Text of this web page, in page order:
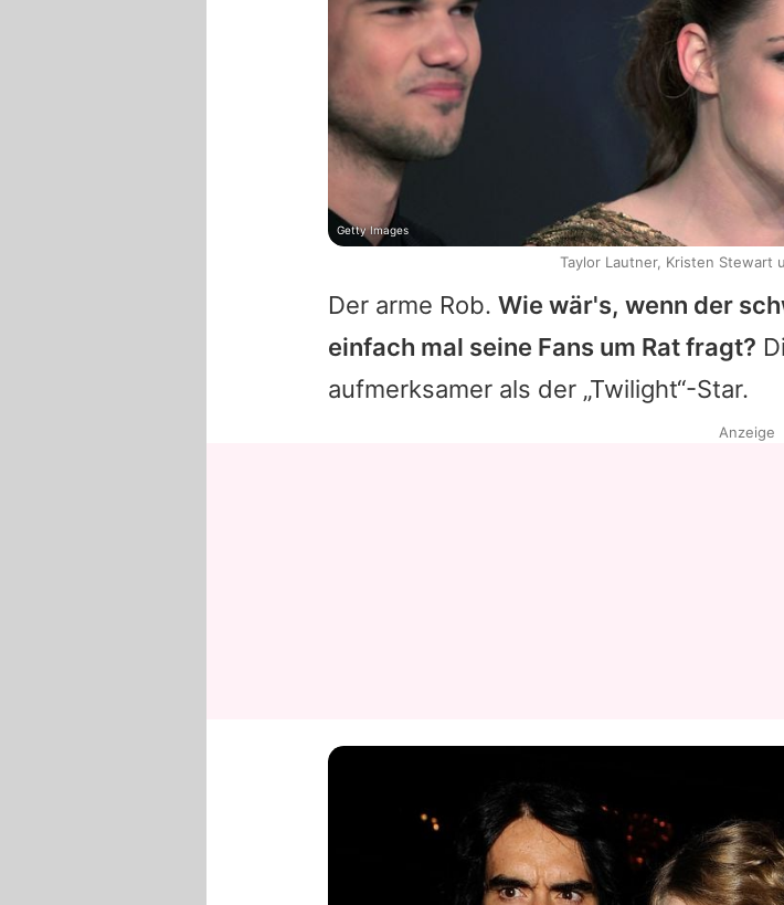
Der arme Rob. Wie wär's, wenn der
einfach mal seine Fans um Rat fragt?
aufmerksamer als der „Twilight“-Star.
Getty Images
Taylor Lautner, Kristen Stewart
Anzeige